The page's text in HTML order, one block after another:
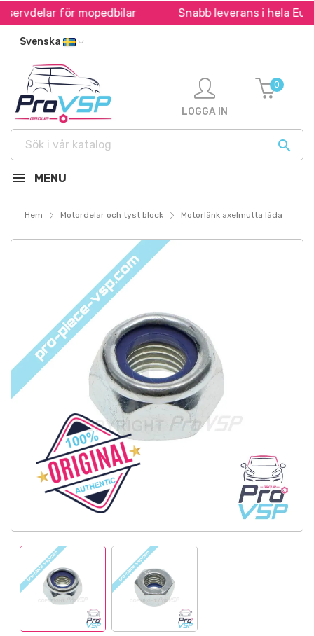
för mopedbilar Snabb leverans i hela
Svenska

LOGGA IN
0
MENU
Hem Motordelar och tyst block Motorlänk axelmutta låda